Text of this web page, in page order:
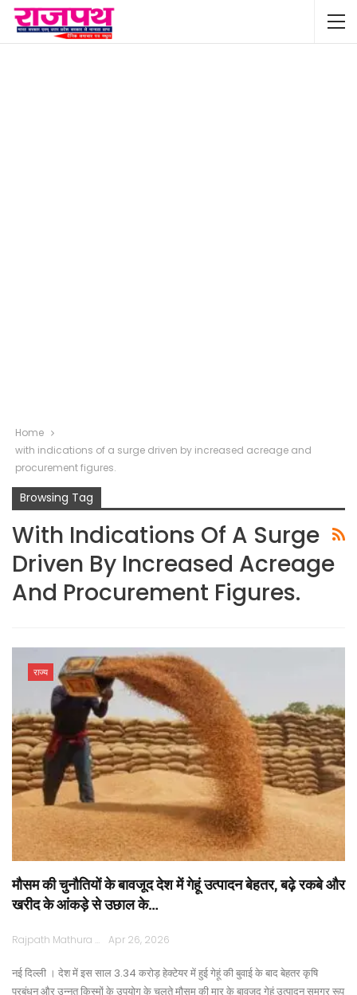
Home
with indications of a surge driven by increased acreage and
procurement figures.
Browsing Tag
With Indications Of A Surge
Driven By Increased Acreage
And Procurement Figures.
राज्य
मौसम की चुनौतियों के बावजूद देश में गेहूं उत्पादन बेहतर, बढ़े रकबे और
खरीद के आंकड़े से उछाल के…
Rajpath Mathura Apr 26, 2026
नई दिल्ली । देश में इस साल 3.34 करोड़ हेक्टेयर में हुई गेहूं की बुवाई के बाद बेहतर कृषि
प्रबंधन और उन्नत किस्मों के उपयोग के चलते मौसम की मार के बावजूद गेहूं उत्पादन समग्र रूप